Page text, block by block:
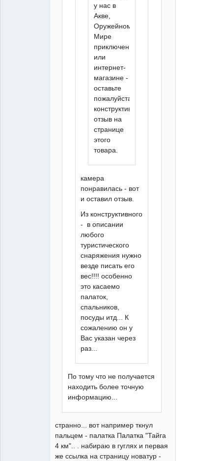
у нас в
Акве,
Оружейном,
Мире
приключений
или
интернет-
магазине -
оставьте
пожалуйста
конструктивный
отзыв на
странице
этого
товара.
камера
понравилась - вот
и оставил отзыв.
Из конструктивного
- в описании
любого
туристического
снаряжения нужно
везде писать его
вес!!!! особенно
это касаемо
палаток,
спальников,
посуды итд... К
сожалению он у
Вас указан через
раз...
По тому что не получается
находить более точную
информацию...
странно... вот например ткнул
пальцем - палатка Палатка "Тайга
4 км".. . набираю в гуглях и первая
же ссылка на страницу новатур -